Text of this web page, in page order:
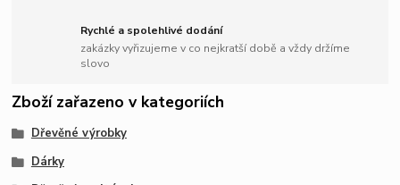
Rychlé a spolehlivé dodání
zakázky vyřizujeme v co nejkratší době a vždy držíme
slovo
Zboží zařazeno v kategoriích
Dřevěné výrobky
Dárky